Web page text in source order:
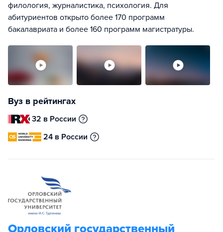
филология, журналистика, психология. Для
абитуриентов открыто более 170 программ
бакалавриата и более 160 программ магистратуры.
Вуз в рейтингах
32 в России
24 в России
Орловский государственный